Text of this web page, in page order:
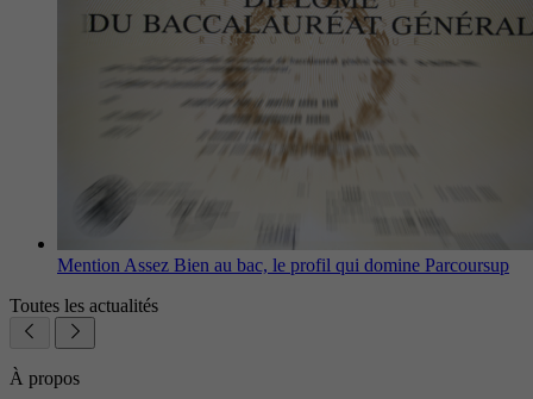
Mention Assez Bien au bac, le profil qui domine Parcoursup
Toutes les actualités
À propos